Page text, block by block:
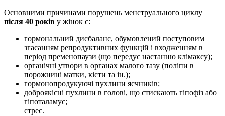
Основними причинами порушень менструального циклу
після 40 років у жінок є:
гормональний дисбаланс, обумовлений поступовим
згасанням репродуктивних функцій і входженням в
період пременопаузи (що передує настанню клімаксу);
органічні утвори в органах малого тазу (поліпи в
порожнині матки, кісти та ін.);
гормонопродукуючі пухлини яєчників;
доброякісні пухлини в голові, що стискають гіпофіз або
гіпоталамус;
стрес.